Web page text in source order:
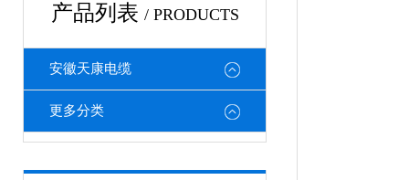
产品列表 / PRODUCTS
安徽天康电缆
更多分类